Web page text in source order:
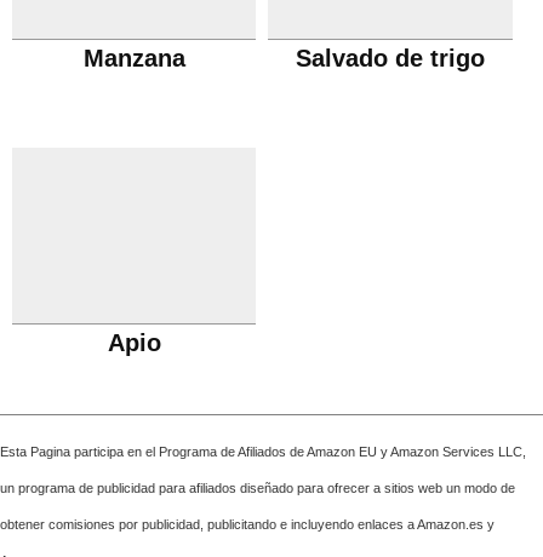
Manzana Salvado de trigo
Apio
Esta Pagina participa en el Programa de Afiliados de Amazon EU y Amazon Services LLC,
un programa de publicidad para afiliados diseñado para ofrecer a sitios web un modo de
obtener comisiones por publicidad, publicitando e incluyendo enlaces a Amazon.es y